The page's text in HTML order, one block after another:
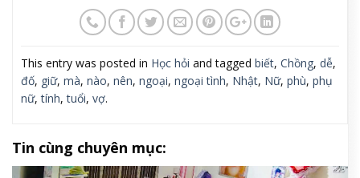
This entry was posted in Học hỏi and tagged biết, Chồng, dễ,
đố, giữ, mà, nào, nên, ngoại, ngoại tình, Nhật, Nữ, phù, phụ
nữ,tính,tuổi, vợ.
Tin cùng chuyên mục: